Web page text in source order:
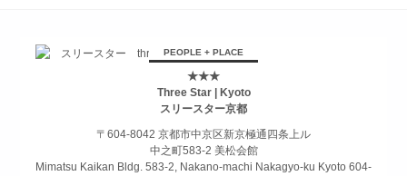
займ на карту онлайн без отказаPEOPLE + PLACE
★★★
Three Star | Kyoto
スリースター京都
〒604-8042 京都市中京区新京極通四条上ル
中之町583-2 美松会館
Mimatsu Kaikan Bldg. 583-2, Nakano-machi Nakagyo-ku Kyoto 604-